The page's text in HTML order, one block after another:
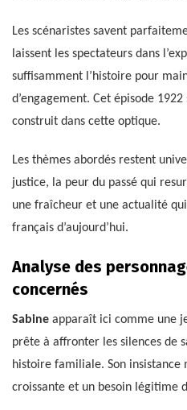
Les scénaristes savent
laissent les spectateurs dans
suffisamment l’histoire pour
d’engagement. Cet épisode
construit dans cette optique.
Les thèmes abordés restent
justice, la peur du passé qui
une fraîcheur et une actualité
français d’aujourd’hui.
Analyse des
concernés
Sabine apparaît ici comme une
prête à affronter les silences de
histoire familiale. Son
croissante et un besoin légitime